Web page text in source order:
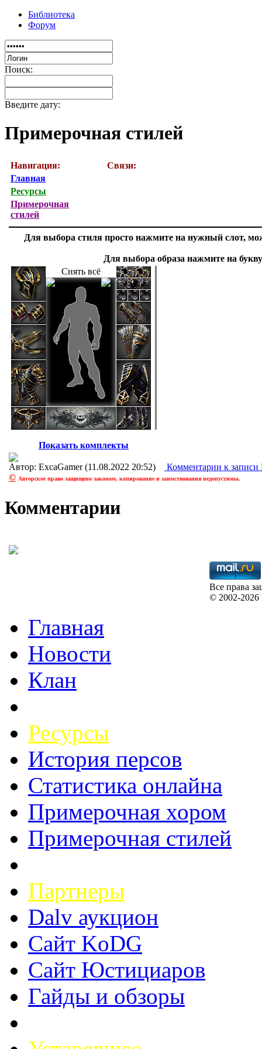
Библиотека
Форум
Поиск:
Введите дату:
Примерочная стилей
Навигация:
Связи:
Главная
Ресурсы
Примерочная
стилей
Для выбора стиля просто нажмите на нужный слот,
Для выбора образа нажмите на
Снять всё
Показать комплекты
Автор: ExcaGamer (11.08.2022 20:52) Комментарии к записи
© Авторское право защищено законом, копирование и заимствования недопустимы.
Комментарии
Все права
©2002-2026
Главная
Новости
Клан
Ресурсы
История персов
Статистика онлайна
Примерочная хором
Примерочная стилей
Партнеры
Dalv аукцион
Сайт KoDG
Сайт Юстициаров
Гайды и обзоры